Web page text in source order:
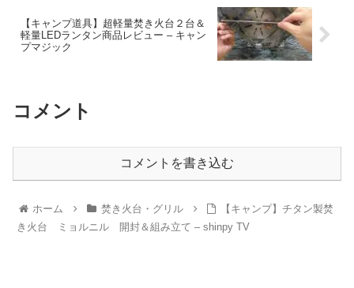
【キャンプ道具】超軽量焚き火台２台＆
軽量LEDランタン商品レビュー – キャン
プマジック
コメント
コメントを書き込む
ホーム 焚き火台・グリル
【キャンプ】チタン製焚
き火台 ミョルニル 開封＆組み立て – shinpy TV